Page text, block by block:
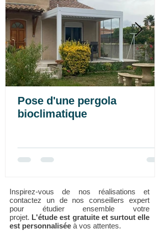
Pose d'une pergola
bioclimatique
Inspirez-vous de nos réalisations et
contactez un de nos conseillers expert
pour étudier ensemble votre
projet. L'étude est gratuite et surtout elle
est personnalisée à vos attentes.